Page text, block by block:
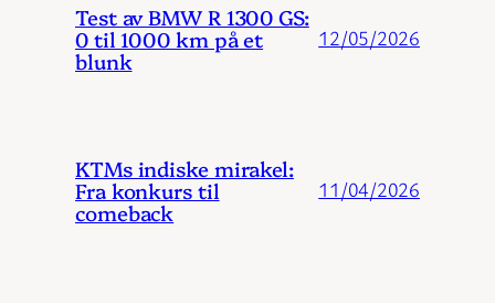
Test av BMW R 1300 GS:
0 til 1000 km på et
blunk
12/05/2026
KTMs indiske mirakel:
Fra konkurs til
comeback
11/04/2026